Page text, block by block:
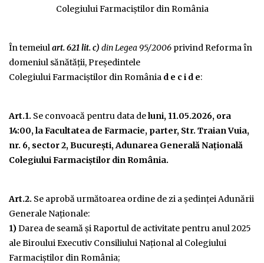
Colegiului Farmaciştilor din România
În temeiulart. 621 lit. c) din Legea 95/2006 privind Reforma în
domeniul sănătăţii, Preşedintele
Colegiului Farmaciştilor din România d e c i d e:
Art.1. Se convoacă pentru data deluni, 11.05.2026, ora
14:00, la Facultatea de Farmacie, parter, Str. Traian Vuia,
nr. 6, sector 2, Bucureşti, Adunarea Generală Națională
Colegiului Farmaciştilor din România.
Art.2. Se aprobă următoarea ordine de zi a şedinţei Adunării
Generale Naționale:
1)Darea de seamă și Raportul de activitate pentru anul 2025
ale Biroului Executiv Consiliului Național al Colegiului
Farmaciştilor din România;